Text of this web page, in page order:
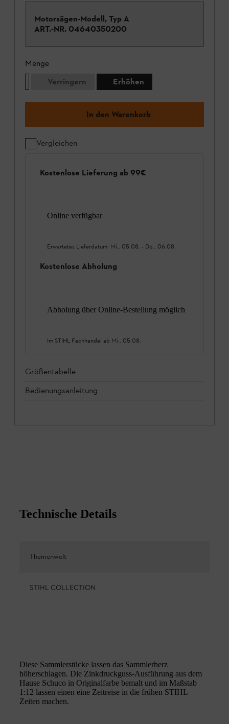
Motorsägen-Modell, Typ A
ART.-NR. 04640350200
Menge
Verringern
Erhöhen
In den Warenkorb
Vergleichen
Kostenlose Lieferung ab 99€
Online verfügbar
Erwartetes Lieferdatum: Mi., 05.08. - Do., 06.08.
Kostenlose Abholung
Abholung über Online-Bestellung möglich
Im STIHL Fachhandel ab Mi., 05.08.
Größentabelle
Bedienungsanleitung
Technische Details
Themenwelt
STIHL COLLECTION
Diese Sammlerstücke lassen das Sammlerherz
höherschlagen. Die Zinkdruckguss-Ausführung aus dem
Hause Schuco in Originalfarbe bemalt und im Maßstab
1:12 lassen einen eine Zeitreise in die frühen STIHL
Zeiten machen.